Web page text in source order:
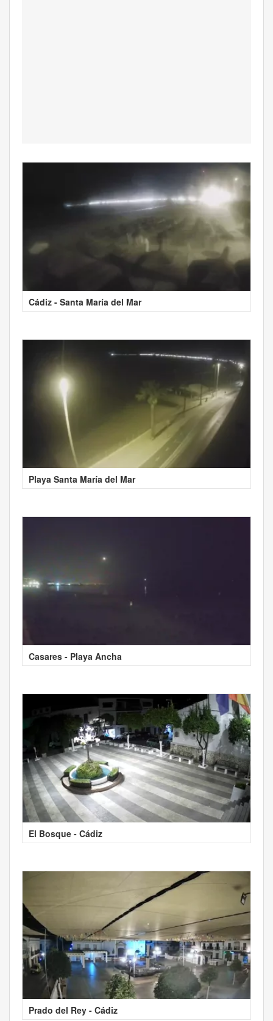
Cádiz - Santa María del Mar
Playa Santa María del Mar
Casares - Playa Ancha
El Bosque - Cádiz
Prado del Rey - Cádiz